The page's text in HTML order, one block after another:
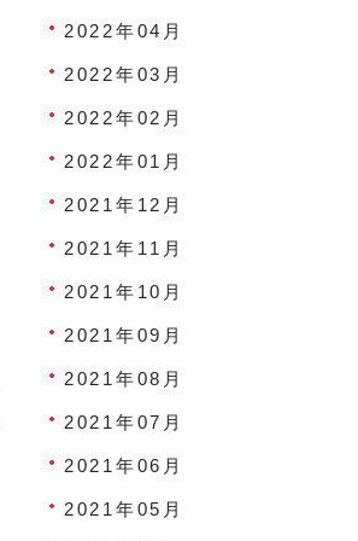
2022年04月
2022年03月
2022年02月
2022年01月
2021年12月
2021年11月
2021年10月
2021年09月
2021年08月
2021年07月
2021年06月
2021年05月